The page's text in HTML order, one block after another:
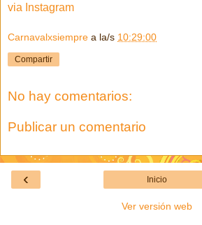
via Instagram
Carnavalxsiempre a la/s 10:29:00
Compartir
No hay comentarios:
Publicar un comentario
‹ Inicio
Ver versión web